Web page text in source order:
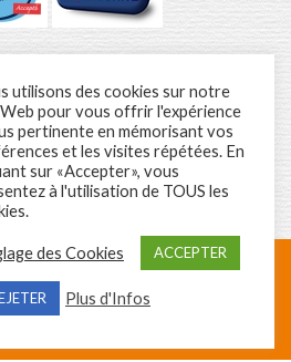
d'Auge - Tous droits réservés -
utilisons des cookies sur notre
pour vous offrir l'expérience
pertinente en mémorisant vos
et les visites répétées. En
sur «Accepter», vous
à l'utilisation de TOUS les
des Cookies ACCEPTER
Plus d'Infos